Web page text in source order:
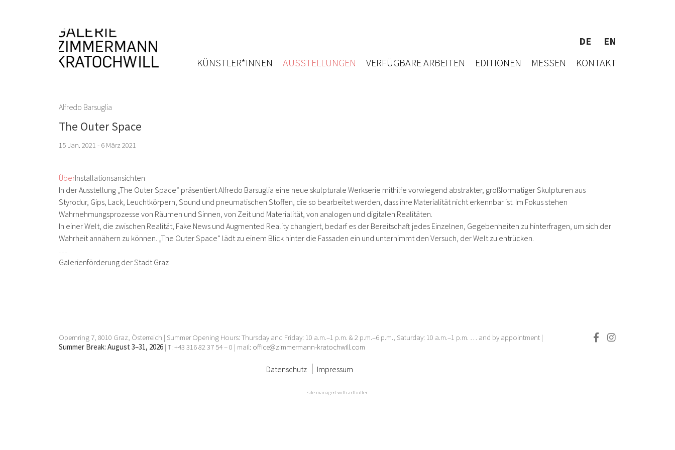
DE
EN
KÜNSTLER*INNEN
AUSSTELLUNGEN VERFÜGBARE ARBEITEN EDITIONEN MESSEN KONTAKT
Alfredo Barsuglia
The Outer Space
15 Jan. 2021 - 6 März 2021
ÜberInstallationsansichten
In der Ausstellung „The Outer Space“ präsentiert Alfredo Barsuglia eine neue skulpturale Werkserie mithilfe vorwiegend abstrakter, großformatiger Skulpturen aus
Styrodur, Gips, Lack, Leuchtkörpern, Sound und pneumatischen Stoffen, die so bearbeitet werden, dass ihre Materialität nicht erkennbar ist. Im Fokus stehen
Wahrnehmungsprozesse von Räumen und Sinnen, von Zeit und Materialität, von analogen und digitalen Realitäten.
In einer Welt, die zwischen Realität, Fake News und Augmented Reality changiert, bedarf es der Bereitschaft jedes Einzelnen, Gegebenheiten zu hinterfragen, um sich der
Wahrheit annähern zu können. „The Outer Space” lädt zu einem Blick hinter die Fassaden ein und unternimmt den Versuch, der Welt zu entrücken.
…
Galerienförderung der Stadt Graz
Opernring 7, 8010 Graz, Österreich | Summer Opening Hours: Thursday and Friday: 10 a.m.–1 p.m. & 2 p.m.–6 p.m., Saturday: 10 a.m.–1 p.m. … and by appointment |
Summer Break: August 3–31, 2026 | T: +43 316 82 37 54 – 0 | mail: office@zimmermann-kratochwill.com
Datenschutz Impressum
site managed with artbutler